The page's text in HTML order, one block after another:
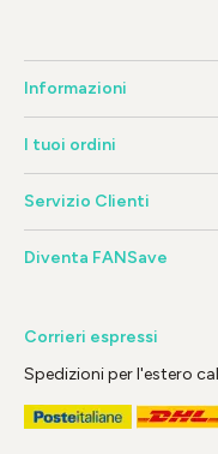
Informazioni
I tuoi ordini
Servizio Clienti
Diventa FANSave
Corrieri espressi
Spedizioni per l'estero